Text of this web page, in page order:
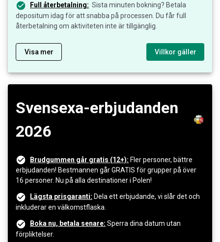
Full återbetalning: Sista minuten bokning? Betala
depositum idag för att snabba på processen. Du får full
återbetalning om aktiviteten inte är tillgänglig.
Visa mer Villkor gäller
Svensexa-erbjudanden
2026
Brudgummen går gratis (12+): Fler personer, bättre
erbjudanden! Bestmannen går GRATIS för grupper på över
16 personer. Nu på alla destinationer i Polen!
Lägsta prisgaranti: Dela ett erbjudande, vi slår det och
inkluderar en välkomstflaska.
Boka nu, betala senare: Sperra dina datum utan
förpliktelser.